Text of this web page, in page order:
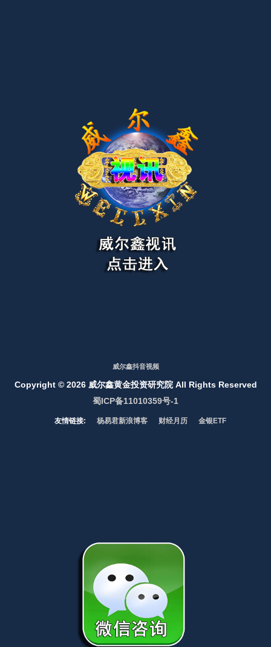
威尔鑫抖音视频
Copyright © 2026 威尔鑫黄金投资研究院 All Rights Reserved
蜀ICP备11010359号-1
友情链接: 杨易君新浪博客 财经月历 金银ETF